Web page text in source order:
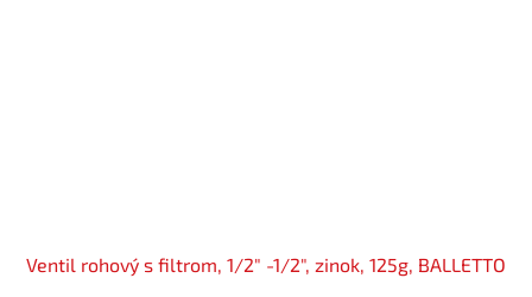
Ventil rohový s filtrom, 1/2" -1/2", zinok, 125g, BALLETTO